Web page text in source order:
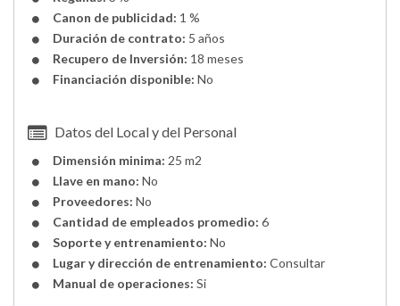
Canon de publicidad: 1 %
Duración de contrato: 5 años
Recupero de Inversión: 18 meses
Financiación disponible: No
Datos del Local y del Personal
Dimensión minima: 25 m2
Llave en mano: No
Proveedores: No
Cantidad de empleados promedio: 6
Soporte y entrenamiento: No
Lugar y dirección de entrenamiento: Consultar
Manual de operaciones: Si